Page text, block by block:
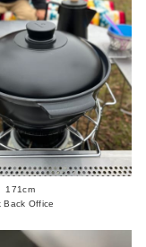
171cm
Back Office